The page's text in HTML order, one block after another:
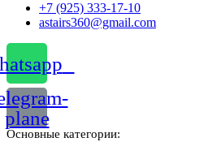
+7 (925) 333-17-10
astairs360@gmail.com
plane
Основные категории: